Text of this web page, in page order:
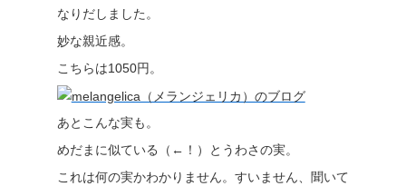
なりだしました。
妙な親近感。
こちらは1050円。
あとこんな実も。
めだまに似ている（←！）とうわさの実。
これは何の実かわかりません。すいません、聞いて